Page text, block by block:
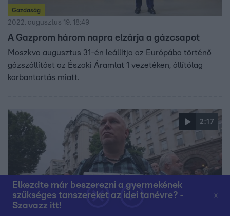
Elkezdte már beszerezni a gyermekének
szükséges tanszereket az idei tanévre? -
Szavazz itt!
Gazdaság
2022. augusztus 19. 18:49
A Gazprom három napra elzárja a gázcsapot
Moszkva augusztus 31-én leállítja az Európába történő
gázszállítást az Északi Áramlat 1 vezetéken, állítólag
karbantartás miatt.
2:17